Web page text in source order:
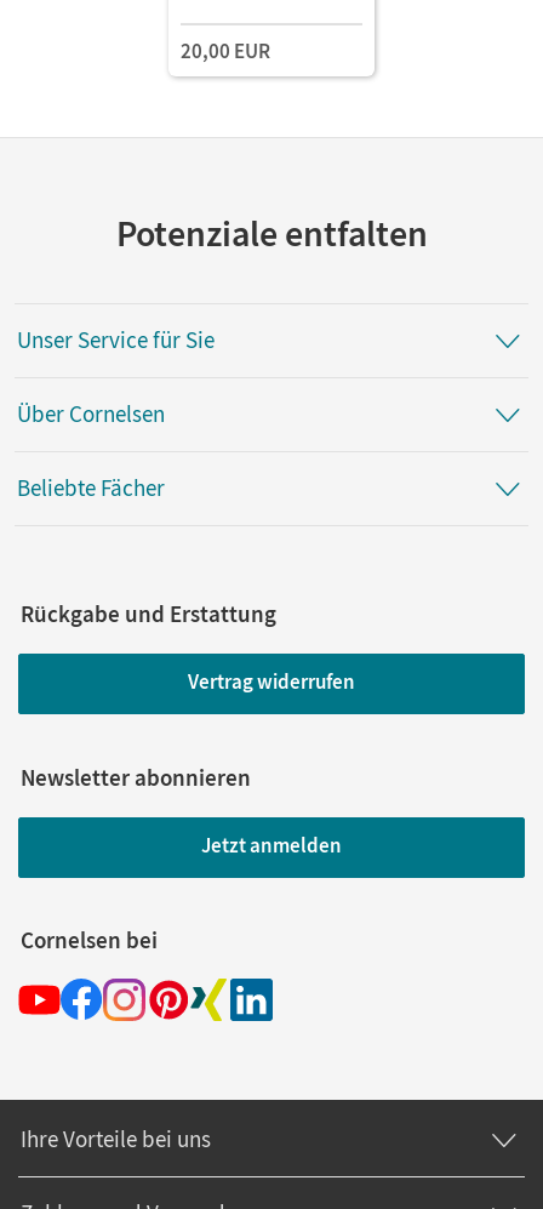
Download
20,00 EUR
Potenziale entfalten
Unser Service für Sie
Über Cornelsen
Beliebte Fächer
Rückgabe und Erstattung
Vertrag widerrufen
Newsletter abonnieren
Jetzt anmelden
Cornelsen bei
Ihre Vorteile bei uns